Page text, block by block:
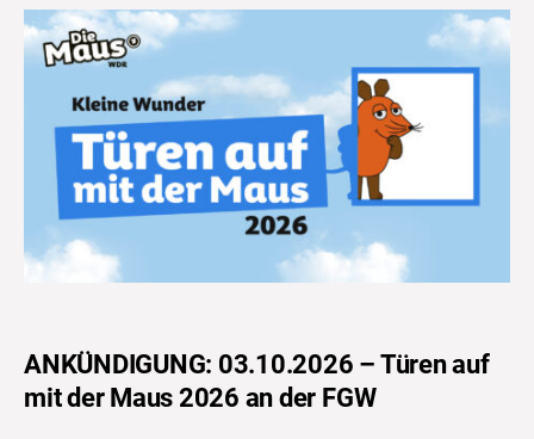
ANKÜNDIGUNG: 03.10.2026 – Türen auf
mit der Maus 2026 an der FGW